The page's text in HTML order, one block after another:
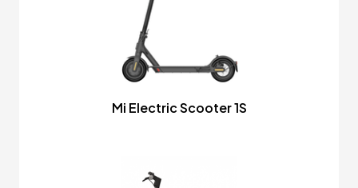
Mi Electric Scooter 1S